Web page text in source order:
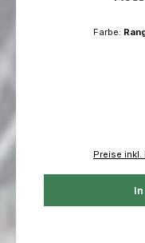
Farbe:
Preise inkl.